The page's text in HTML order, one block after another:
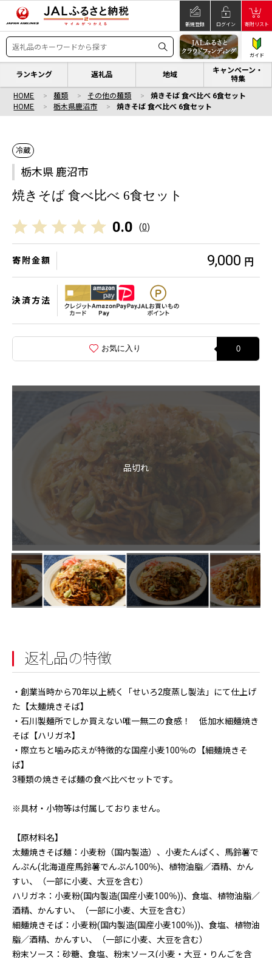
新規登録 ログイン 寄附リスト
ガイド
ランキング 返礼品 地域
キャンペーン・
特集
HOME 麺類 その他の麺類
焼きそば 食べ比べ 6食セット
HOME
栃木県鹿沼市 焼きそば 食べ比べ 6食セット
冷蔵
栃木県 鹿沼市
焼きそば 食べ比べ 6食セット
0.0 (0)
寄附金額 9,000 円
決済方法
お気に入り 0
品切れ
返礼品の特徴
・創業当時から70年以上続く「せいろ2度蒸し製法」にて仕上げ
た【太麺焼きそば】
・石川製麺所でしか買えない唯一無二の食感！ 低加水細麺焼き
そば【ハリガネ】
・際立ちと噛み応えが特徴的な国産小麦100％の【細麺焼きそ
ば】
3種類の焼きそば麺の食べ比べセットです。
※具材・小物等は付属しておりません。
【原材料名】
太麺焼きそば麺：小麦粉（国内製造）、小麦たんぱく、馬鈴薯で
んぷん(北海道産馬鈴薯でんぷん100％)、植物油脂／酒精、かん
すい、（一部に小麦、大豆を含む）
ハリガネ：小麦粉(国内製造(国産小麦100％))、食塩、植物油脂／
酒精、かんすい、（一部に小麦、大豆を含む）
細麺焼きそば：小麦粉(国内製造(国産小麦100％))、食塩、植物油
脂／酒精、かんすい、（一部に小麦、大豆を含む）
粉末ソース：砂糖、食塩、粉末ソース(小麦・大豆・りんごを含